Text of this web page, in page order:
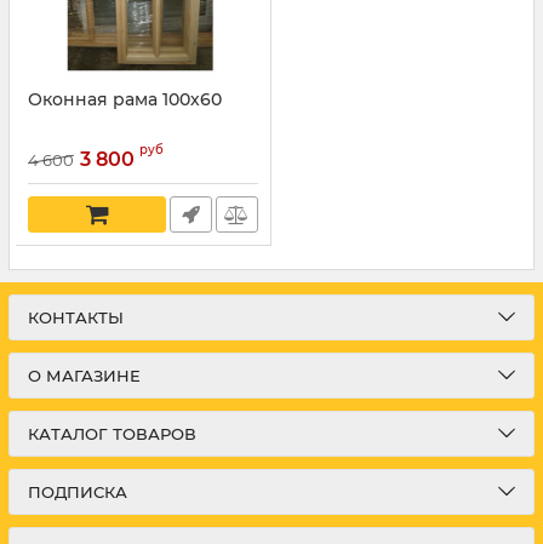
Оконная рама 100х60
4 600 3 800 руб
КОНТАКТЫ
О МАГАЗИНЕ
КАТАЛОГ ТОВАРОВ
ПОДПИСКА